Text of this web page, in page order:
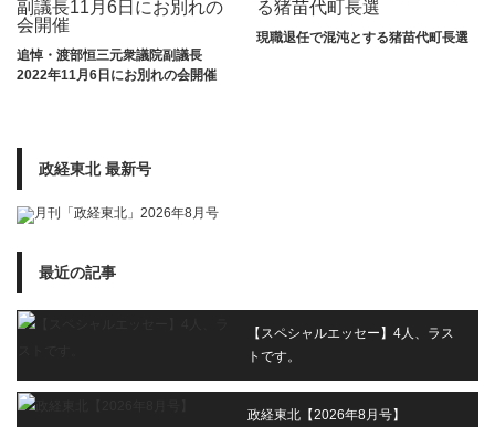
追悼・渡部恒三元衆議院副議長
2022年11月6日にお別れの会開催
現職退任で混沌とする猪苗代町長選
政経東北 最新号
最近の記事
【スペシャルエッセー】4人、ラス
トです。
政経東北【2026年8月号】